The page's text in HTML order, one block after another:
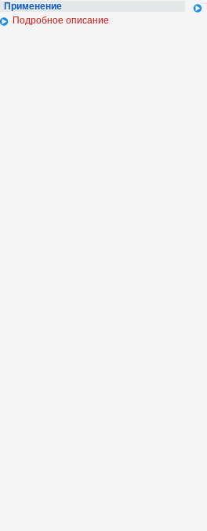
Применение
Подробное описание